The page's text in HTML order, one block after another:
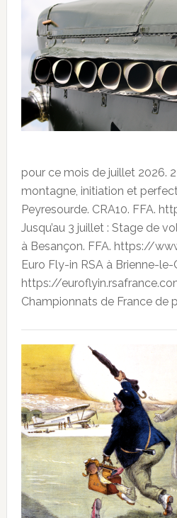
pour ce mois de juillet 2026.
montagne, initiation et
Peyresourde. CRA10. FFA.
Jusqu’au 3 juillet : Stage de
à Besançon. FFA. https://
Euro Fly-in RSA à Brienne-le-
https://
Championnats de France de